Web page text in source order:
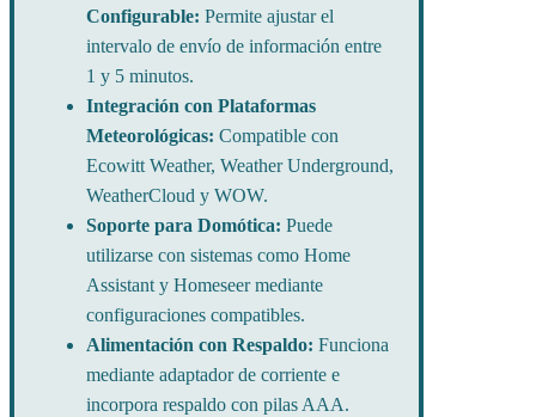
Configurable: Permite ajustar el
intervalo de envío de información entre
1 y 5 minutos.
Integración con Plataformas
Meteorológicas: Compatible con
Ecowitt Weather, Weather Underground,
WeatherCloud y WOW.
Soporte para Domótica: Puede
utilizarse con sistemas como Home
Assistant y Homeseer mediante
configuraciones compatibles.
Alimentación con Respaldo: Funciona
mediante adaptador de corriente e
incorpora respaldo con pilas AAA.